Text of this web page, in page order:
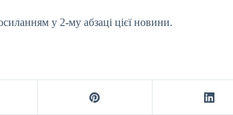
у 2-му абзаці цієї новини.